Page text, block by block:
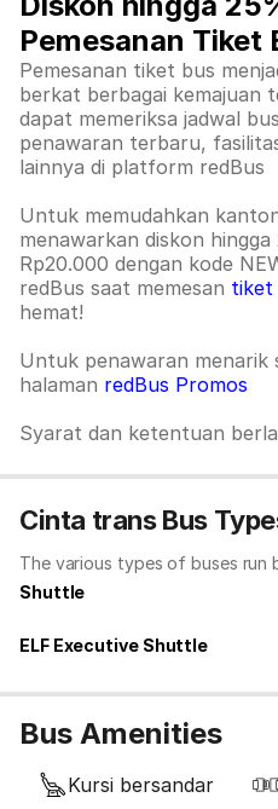
Pemesanan Tiket
Pemesanan tiket bus
berkat berbagai kemajuan
dapat memeriksa jadwal
penawaran terbaru,
lainnya di platform redBus
Untuk memudahkan
menawarkan diskon
Rp20.000 dengan kode
redBus saat memesan tiket
hemat!
Untuk penawaran menarik
halaman redBus Promos
Syarat dan ketentuan
Cinta trans Bus
The various types of buses run
Shuttle
ELF Executive Shuttle
Bus Amenities
Kursi bersandar